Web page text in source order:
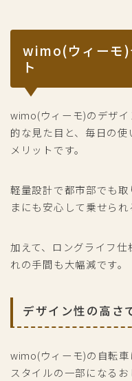
wimo(ウィーモ)
ト
wimo(ウィーモ)のデザ
的な見た目と、毎日の
メリットです。
軽量設計で都市部でも
まにも安心して乗せられ
加えて、ロングライフ
れの手間も大幅減です。
デザイン性の高さ
wimo(ウィーモ)の自転
スタイルの一部になる